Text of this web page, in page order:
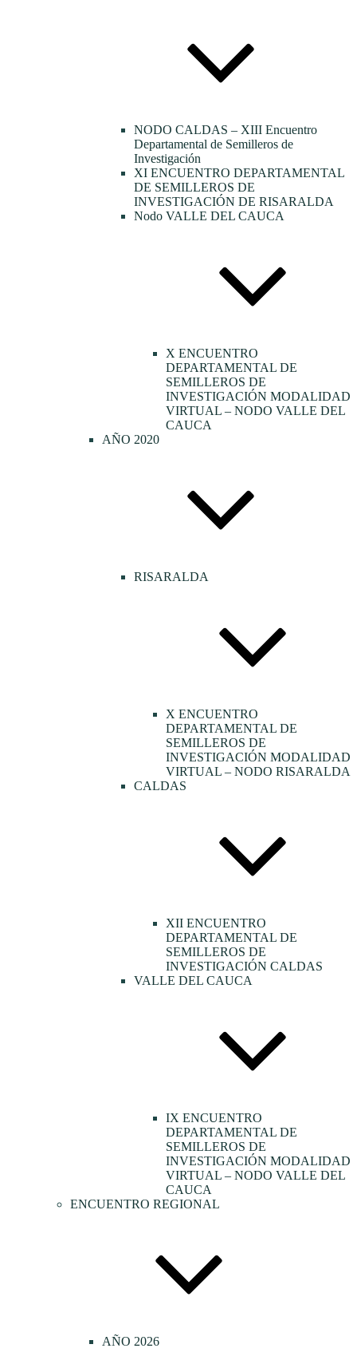
NODO CALDAS – XIII Encuentro
Departamental de Semilleros de
Investigación
XI ENCUENTRO DEPARTAMENTAL
DE SEMILLEROS DE
INVESTIGACIÓN DE RISARALDA
Nodo VALLE DEL CAUCA
X ENCUENTRO
DEPARTAMENTAL DE
SEMILLEROS DE
INVESTIGACIÓN MODALIDAD
VIRTUAL – NODO VALLE DEL
CAUCA
AÑO 2020
RISARALDA
X ENCUENTRO
DEPARTAMENTAL DE
SEMILLEROS DE
INVESTIGACIÓN MODALIDAD
VIRTUAL – NODO RISARALDA
CALDAS
XII ENCUENTRO
DEPARTAMENTAL DE
SEMILLEROS DE
INVESTIGACIÓN CALDAS
VALLE DEL CAUCA
IX ENCUENTRO
DEPARTAMENTAL DE
SEMILLEROS DE
INVESTIGACIÓN MODALIDAD
VIRTUAL – NODO VALLE DEL
CAUCA
ENCUENTRO REGIONAL
AÑO 2026